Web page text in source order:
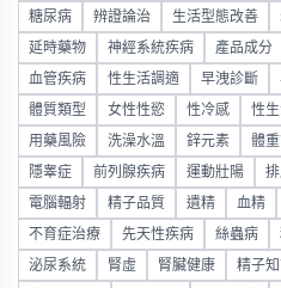
糖尿病 辨證論治 生活型態改善
延時藥物 神經系統疾病 產品成分
血管疾病 性生活調適 早洩診斷
體質類型 女性性慾 性冷感 性
用藥風險 洗澡水溫 鋅元素 體
隱睾症 前列腺疾病 運動壯陽
電腦輻射 精子品質 遺精 血精
不育症治療 先天性疾病 絲蟲病
泌尿系統 腎虛 腎臟健康 精子